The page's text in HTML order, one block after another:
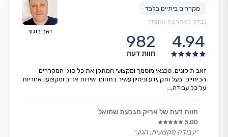
זאב בוגור
נבדק לאחרונה אתמול
4.94
982
חוות דעת
זאב תיקונים, טכנאי מוסמך ומקצועי המתקן את כל סוגי המקררים
הביתיים. בעל ותק ,ידע וניסיון עשיר בתחום. שירות אדיב ומקצועי, אחריות
על כל עבודה,...
חוות דעת של אריק מגבעת שמואל
5.00
״עבודה מקצועית, הגון.״